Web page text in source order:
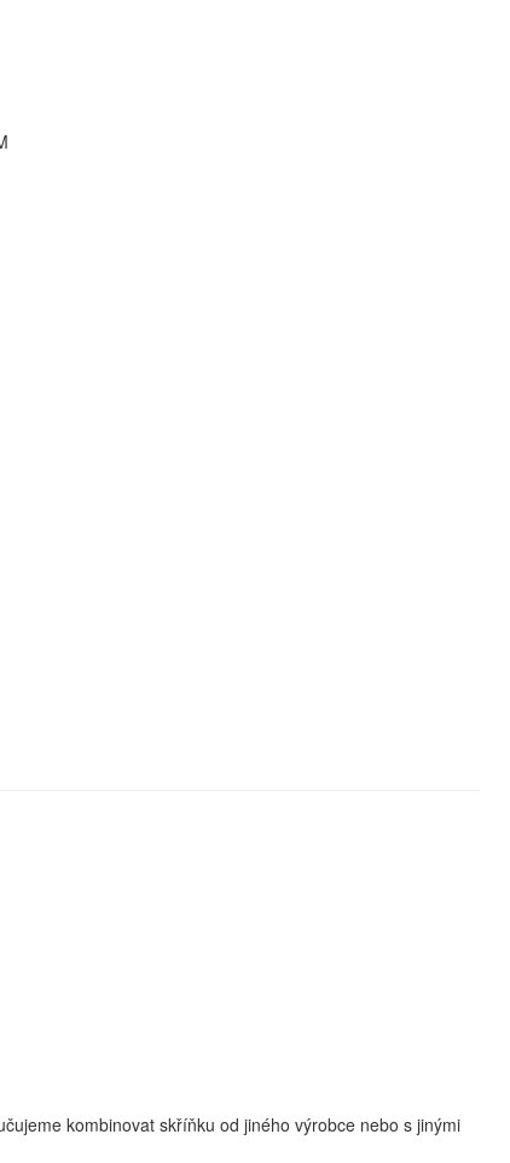
kombinovat skříňku od jiného výrobce nebo s jinými